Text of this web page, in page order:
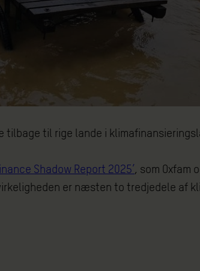
tilbage til rige lande i
Shadow Report 2025’, som Oxfam
er næsten to tredjedele af